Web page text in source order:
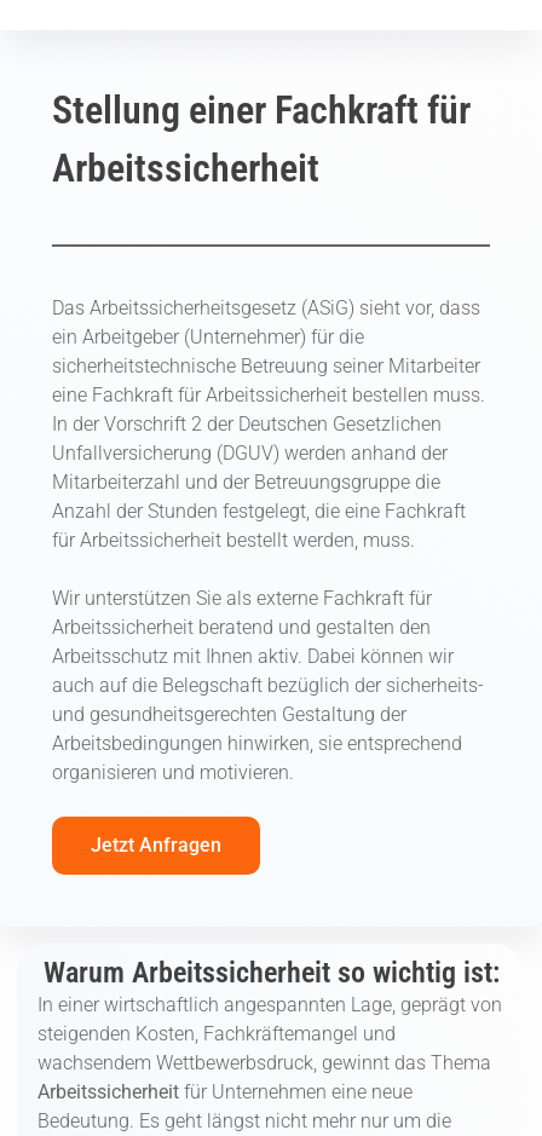
Stellung einer Fachkraft für
Arbeitssicherheit
Das Arbeitssicherheitsgesetz (ASiG) sieht vor, dass
ein Arbeitgeber (Unternehmer) für die
sicherheitstechnische Betreuung seiner Mitarbeiter
eine Fachkraft für Arbeitssicherheit bestellen muss.
In der Vorschrift 2 der Deutschen Gesetzlichen
Unfallversicherung (DGUV) werden anhand der
Mitarbeiterzahl und der Betreuungsgruppe die
Anzahl der Stunden festgelegt, die eine Fachkraft
für Arbeitssicherheit bestellt werden, muss.
Wir unterstützen Sie als externe Fachkraft für
Arbeitssicherheit beratend und gestalten den
Arbeitsschutz mit Ihnen aktiv. Dabei können wir
auch auf die Belegschaft bezüglich der sicherheits-
und gesundheitsgerechten Gestaltung der
Arbeitsbedingungen hinwirken, sie entsprechend
organisieren und motivieren.
Jetzt Anfragen
Warum Arbeitssicherheit so wichtig ist:
In einer wirtschaftlich angespannten Lage, geprägt von
steigenden Kosten, Fachkräftemangel und
wachsendem Wettbewerbsdruck, gewinnt das Thema
Arbeitssicherheit für Unternehmen eine neue
Bedeutung. Es geht längst nicht mehr nur um die